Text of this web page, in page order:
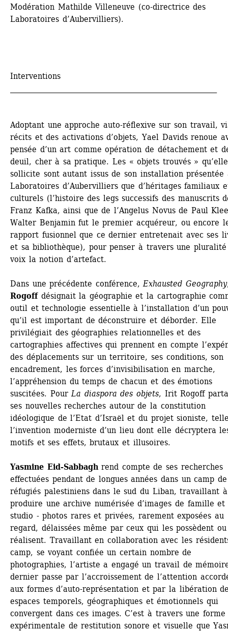
Modération Mathilde Villeneuve (co-directrice des
Laboratoires d’Aubervilliers).
Interventions
Adoptant une approche auto-réflexive sur son travail,
récits et des activations d’objets, Yael Davids renoue
pensée d’un art comme opération de détachement et
deuil, cher à sa pratique. Les « objets trouvés » qu’elle
sollicite sont autant issus de son installation présentée
Laboratoires d’Aubervilliers que d’héritages familiaux
culturels (l’histoire des legs successifs des manuscrits
Franz Kafka, ainsi que de l’Angelus Novus de Paul
Walter Benjamin fut le premier acquéreur, ou encore
rapport fusionnel que ce dernier entretenait avec ses
et sa bibliothèque), pour penser à travers une
voix la notion d’artefact.
Dans une précédente conférence, Exhausted Geography
Rogoffdésignait la géographie et la cartographie
outil et technologie essentielle à l’installation d’un
qu’il est important de déconstruire et déborder. Elle
privilégiait des géographies relationnelles et des
cartographies affectives qui prennent en compte
des déplacements sur un territoire, ses conditions, son
encadrement, les forces d’invisibilisation en marche,
l’appréhension du temps de chacun et des émotions
suscitées. Pour La diaspora des objets, Irit Rogoff
ses nouvelles recherches autour de la constitution
idéologique de l’Etat d’Israël et du projet sioniste,
l’invention moderniste d’un lieu dont elle décryptera
motifs et ses effets, brutaux et illusoires.
Yasmine Eid-Sabbagh rend compte de ses recherches
effectuées pendant de longues années dans un camp de
réfugiés palestiniens dans le sud du Liban, travaillant à
produire une archive numérisée d’images de famille et
studio - photos rares et privées, rarement exposées au
regard, délaissées même par ceux qui les possèdent
réalisent. Travaillant en collaboration avec les
camp, se voyant confiée un certain nombre de
photographies, l’artiste a engagé un travail de
dernier passe par l’accroissement de l’attention
aux formes d’auto-représentation et par la libération
espaces temporels, géographiques et émotionnels qui
convergent dans ces images. C’est à travers une forme
expérimentale de restitution sonore et visuelle que